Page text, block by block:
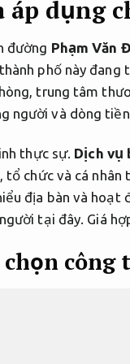
áp dụng
đường Phạm Văn
phố này
trung tâm
người và dòng
thực sự. Dịch vụ
chức và cá
địa bàn và hoạt
tại đây. Giá
công